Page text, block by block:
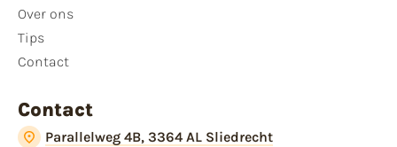
Over ons
Tips
Contact
Contact
Parallelweg 4B, 3364 AL Sliedrecht